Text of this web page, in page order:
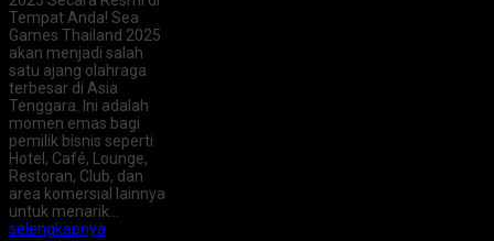
Tempat Anda! Sea
Games Thailand 2025
akan menjadi salah
satu ajang olahraga
terbesar di Asia
Tenggara. Ini adalah
momen emas bagi
pemilik bisnis seperti
Hotel, Café, Lounge,
Restoran, Club, dan
area komersial lainnya
untuk menarik…
selengkapnya